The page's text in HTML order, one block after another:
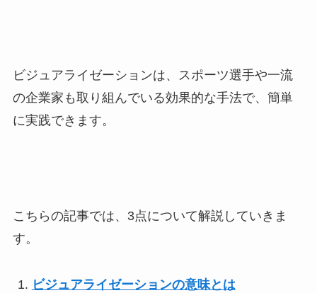
ビジュアライゼーションは、スポーツ選手や一流
の企業家も取り組んでいる効果的な手法で、簡単
に実践できます。
こちらの記事では、3点について解説していきま
す。
ビジュアライゼーションの意味とは